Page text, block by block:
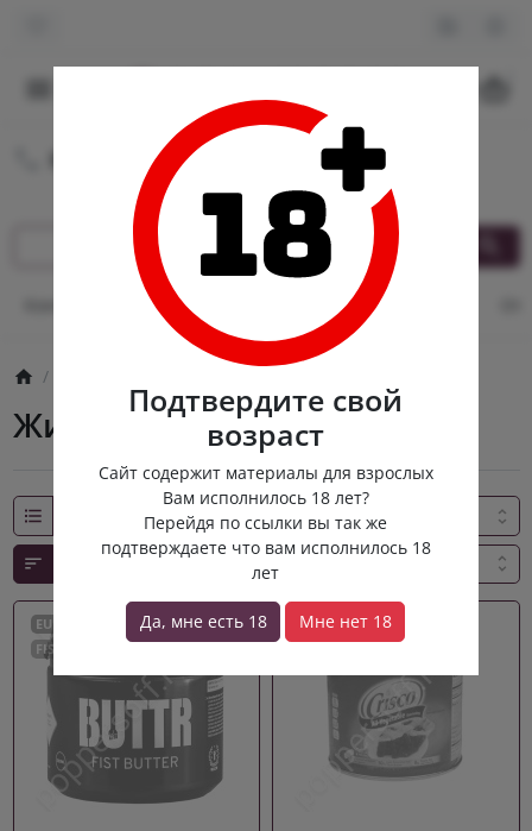
Подтвердите свой
возраст
Сайт содержит материалы для взрослых
Вам исполнилось 18 лет?
Перейдя по ссылки вы так же
подтверждаете что вам исполнилось 18
лет
Да, мне есть 18 Мне нет 18
8 (980) 222-88-55
Круглосуточная доставка
Оплата и доставка Кэшбек
Жировая основа
EUROPE
FISTING